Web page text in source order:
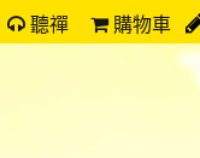
聽禪 購物車